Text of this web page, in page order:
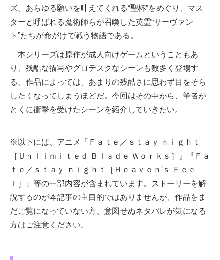
ズ。あらゆる願いを叶えてくれる“聖杯”をめぐり、マス
ターと呼ばれる魔術師らが召喚した英霊“サーヴァン
ト”たちが命がけで戦う物語である。
本シリーズは原作が成人向けゲームということもあ
り、残酷な描写やグロテスクなシーンも数多く登場す
る。作品によっては、あまりの残酷さに思わず目をそら
したくなってしまうほどだ。今回はその中から、筆者が
とくに衝撃を受けたシーンを紹介していきたい。
※以下には、アニメ『Ｆａｔｅ／ｓｔａｙ ｎｉｇｈｔ
［Ｕｎｌｉｍｉｔｅｄ Ｂｌａｄｅ Ｗｏｒｋｓ］』『Ｆａ
ｔｅ／ｓｔａｙ ｎｉｇｈｔ［Ｈｅａｖｅｎ'ｓ Ｆｅｅ
ｌ］』等の一部内容が含まれています。ストーリーを解
説するのが本記事の主目的ではありませんが、作品をま
だご覧になっていない方、意図せぬネタバレが気になる
方はご注意ください。